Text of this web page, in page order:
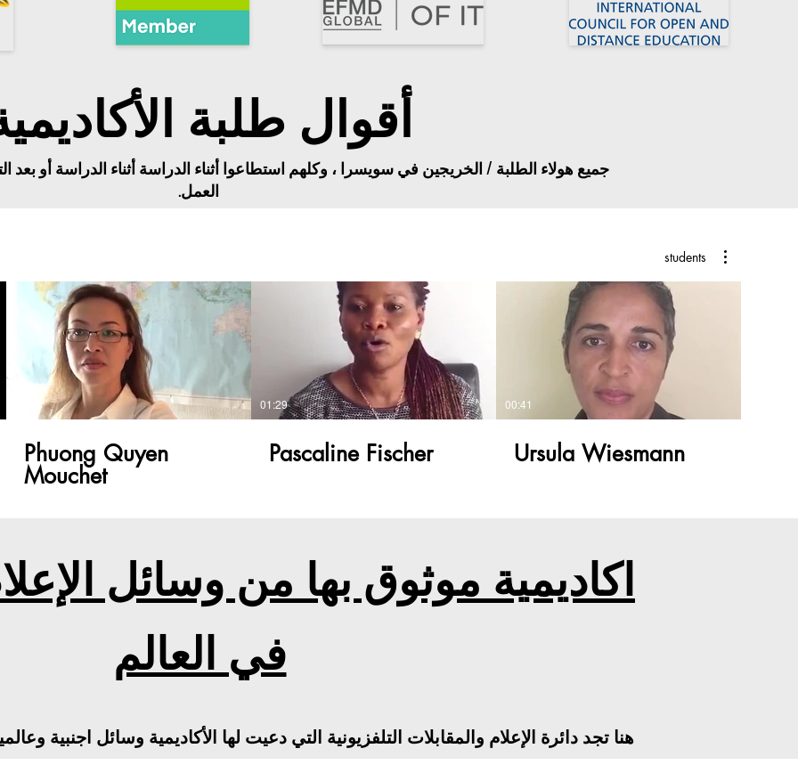
أقوال طلبة
جميع هولاء الطلبة / الخريجين في سويسرا ، وكلهم استطاعوا أثناء الدراسة أثناء الدراسة أو
العمل.
students
00:41
Ursula Wiesmann
01:29
Pascaline Fischer
00:48
Phuong Quyen
Mouchet
اكاديمية موثوق بها من وسائل
في العالم
هنا تجد دائرة الإعلام والمقابلات التلفزيونية التي دعيت لها الأكاديمية وسائل اجنبية